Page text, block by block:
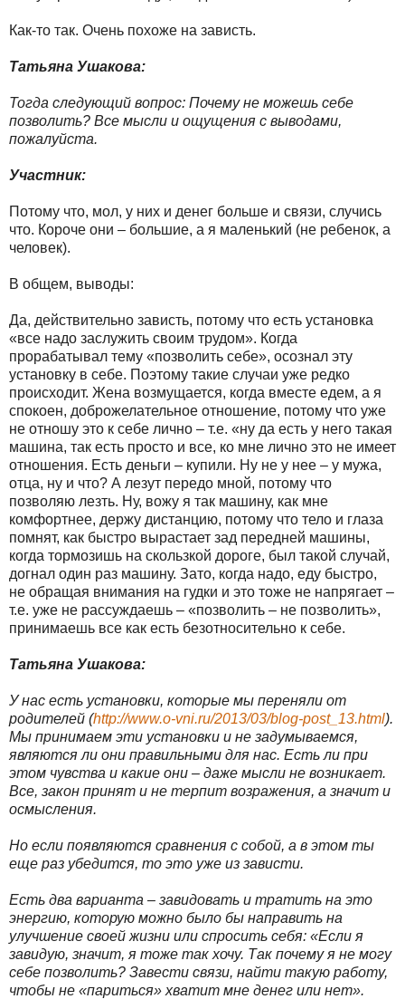
Как-то так. Очень похоже на зависть.
Татьяна Ушакова:
Тогда следующий вопрос: Почему не можешь себе
позволить? Все мысли и ощущения с выводами,
пожалуйста.
Участник:
Потому что, мол, у них и денег больше и связи, случись
что. Короче они – большие, а я маленький (не ребенок, а
человек).
В общем, выводы:
Да, действительно зависть, потому что есть установка
«все надо заслужить своим трудом». Когда
прорабатывал тему «позволить себе», осознал эту
установку в себе. Поэтому такие случаи уже редко
происходит. Жена возмущается, когда вместе едем, а я
спокоен, доброжелательное отношение, потому что уже
не отношу это к себе лично – т.е. «ну да есть у него такая
машина, так есть просто и все, ко мне лично это не имеет
отношения. Есть деньги – купили. Ну не у нее – у мужа,
отца, ну и что? А лезут передо мной, потому что
позволяю лезть. Ну, вожу я так машину, как мне
комфортнее, держу дистанцию, потому что тело и глаза
помнят, как быстро вырастает зад передней машины,
когда тормозишь на скользкой дороге, был такой случай,
догнал один раз машину. Зато, когда надо, еду быстро,
не обращая внимания на гудки и это тоже не напрягает –
т.е. уже не рассуждаешь – «позволить – не позволить»,
принимаешь все как есть безотносительно к себе.
Татьяна Ушакова:
У нас есть установки, которые мы переняли от
родителей (http://www.o-vni.ru/2013/03/blog-post_13.html).
Мы принимаем эти установки и не задумываемся,
являются ли они правильными для нас. Есть ли при
этом чувства и какие они – даже мысли не возникает.
Все, закон принят и не терпит возражения, а значит и
осмысления.
Но если появляются сравнения с собой, а в этом ты
еще раз убедится, то это уже из зависти.
Есть два варианта – завидовать и тратить на это
энергию, которую можно было бы направить на
улучшение своей жизни или спросить себя: «Если я
завидую, значит, я тоже так хочу. Так почему я не могу
себе позволить? Завести связи, найти такую работу,
чтобы не «париться» хватит мне денег или нет».